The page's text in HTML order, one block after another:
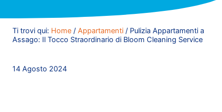
Ti trovi qui: Home / Appartamenti /Pulizia Appartamenti a
Assago: Il Tocco Straordinario di Bloom Cleaning Service
14 Agosto 2024